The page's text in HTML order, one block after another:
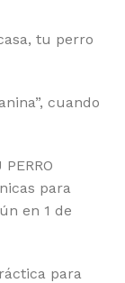
tu perro
cuando
para
en 1 de
para